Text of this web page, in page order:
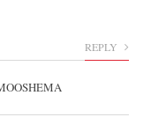
REPLY